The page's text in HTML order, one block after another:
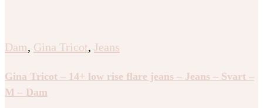
Dam, Gina Tricot, Jeans
Gina Tricot – 14+ low rise flare jeans – Jeans – Svart –
M – Dam